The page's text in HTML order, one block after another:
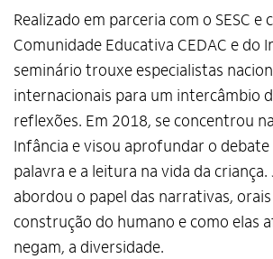
Realizado em parceria com o SESC e
Comunidade Educativa CEDAC e do
seminário trouxe especialistas
internacionais para um intercâmbio
reflexões. Em 2018, se concentrou
Infância e visou aprofundar o
palavra e a leitura na vida da criança.
abordou o papel das narrativas,
construção do humano e como elas
negam, a diversidade.